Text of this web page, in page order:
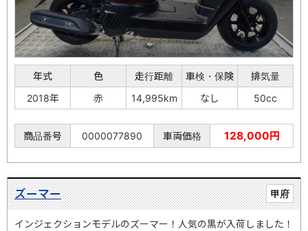
年式 色 走行距離 車検・保険
排気量
2018年
赤 14,995km なし 50cc
商品番号 0000077890 車両価格 128,000円
甲府
ズーマー
インジェクションモデルのズーマー！人気の黒が入荷しました！